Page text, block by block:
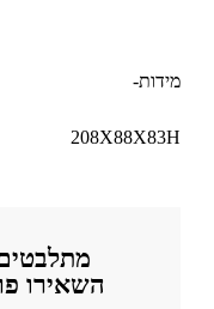
מידות-
208X88X83H
השאירו